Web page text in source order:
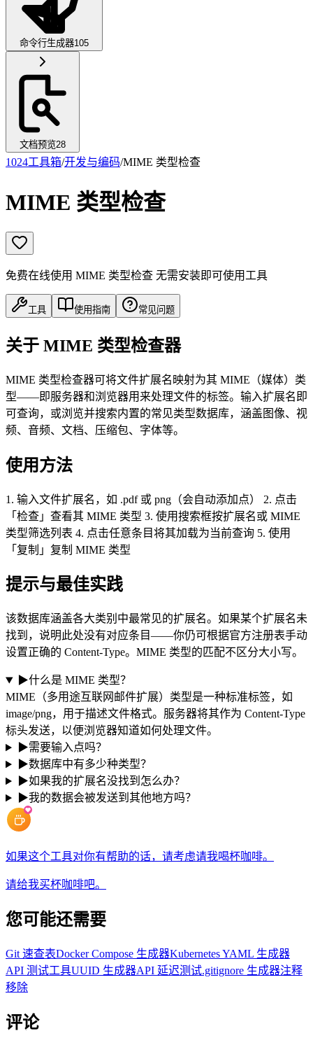
命令行生成器105
文档预览28
1024工具箱/开发与编码/MIME 类型检查
MIME 类型检查
免费在线使用 MIME 类型检查 无需安装即可使用工具
工具 使用指南 常见问题
关于 MIME 类型检查器
MIME 类型检查器可将文件扩展名映射为其 MIME（媒体）类
型——即服务器和浏览器用来处理文件的标签。输入扩展名即
可查询，或浏览并搜索内置的常见类型数据库，涵盖图像、视
频、音频、文档、压缩包、字体等。
使用方法
1. 输入文件扩展名，如 .pdf 或 png（会自动添加点） 2. 点击
「检查」查看其 MIME 类型 3. 使用搜索框按扩展名或 MIME
类型筛选列表 4. 点击任意条目将其加载为当前查询 5. 使用
「复制」复制 MIME 类型
提示与最佳实践
该数据库涵盖各大类别中最常见的扩展名。如果某个扩展名未
找到，说明此处没有对应条目——你仍可根据官方注册表手动
设置正确的 Content-Type。MIME 类型的匹配不区分大小写。
▶什么是 MIME 类型？
MIME（多用途互联网邮件扩展）类型是一种标准标签，如
image/png，用于描述文件格式。服务器将其作为 Content-Type
标头发送，以便浏览器知道如何处理文件。
▶需要输入点吗？
▶数据库中有多少种类型？
▶如果我的扩展名没找到怎么办？
▶我的数据会被发送到其他地方吗？
如果这个工具对你有帮助的话，请考虑请我喝杯咖啡。
请给我买杯咖啡吧。
您可能还需要
Git 速查表Docker Compose 生成器Kubernetes YAML 生成器
API 测试工具UUID 生成器API 延迟测试.gitignore 生成器注释
移除
评论